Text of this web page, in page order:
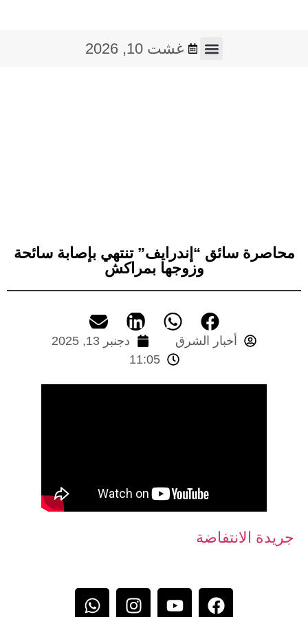
غشت 10, 2026
محاصرة سائق “إندرايف” تنتهي بإصابة سائحة
وزوجها بمراكش
أخبار الشرق
دجنبر 13, 2025
11:05
جريدة الانتفاضة